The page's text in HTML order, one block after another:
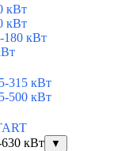
кВт
кВт
180 кВт
315 кВт
500 кВт
кВт
▼